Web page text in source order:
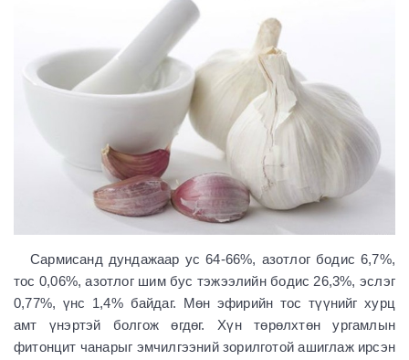
Сармисанд дундажаар ус 64-66%, азотлог бодис 6,7%,
тос 0,06%, азотлог шим бус тэжээлийн бодис 26,3%, эслэг
0,77%, үнс 1,4% байдаг. Мөн эфирийн тос түүнийг хурц
амт үнэртэй болгож өгдөг. Хүн төрөлхтөн ургамлын
фитонцит чанарыг эмчилгээний зорилготой ашиглаж ирсэн